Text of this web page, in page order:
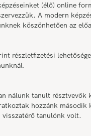
(élő) online
A modern
köszönhetően az
részletfizetési
nálunk tanult résztvevők
hozzánk második
visszatérő tanulónk volt.